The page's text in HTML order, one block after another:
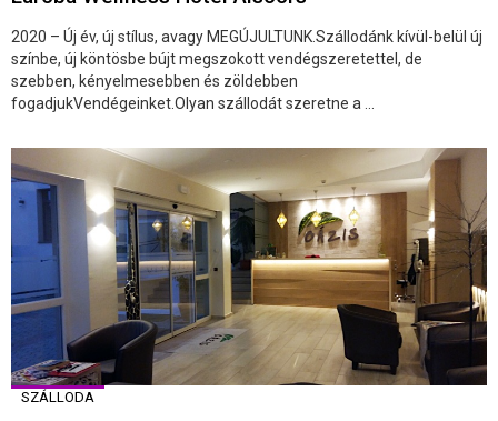
2020 – Új év, új stílus, avagy MEGÚJULTUNK.Szállodánk kívül-belül új
színbe, új köntösbe bújt megszokott vendégszeretettel, de
szebben, kényelmesebben és zöldebben
fogadjukVendégeinket.Olyan szállodát szeretne a ...
SZÁLLODA